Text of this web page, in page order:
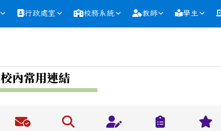
行政處室 校務系統 教師 學生
校內常用連結